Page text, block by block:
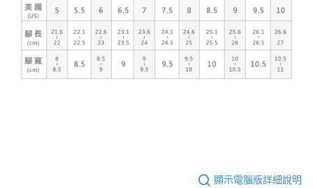
顯示電腦版詳細說明